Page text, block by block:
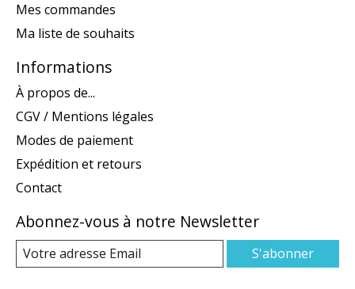
Mes commandes
Ma liste de souhaits
Informations
À propos de...
CGV / Mentions légales
Modes de paiement
Expédition et retours
Contact
Abonnez-vous à notre Newsletter
S'abonner